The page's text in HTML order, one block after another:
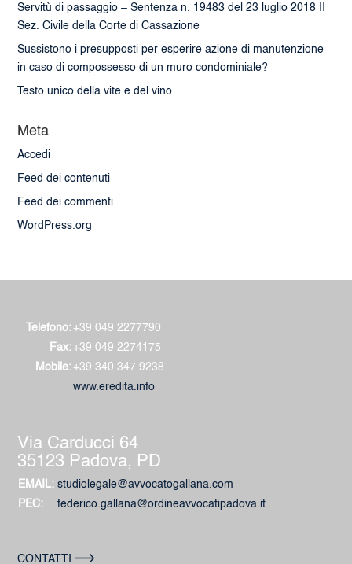
Servitù di passaggio – Sentenza n. 19483 del 23 luglio 2018 II
Sez. Civile della Corte di Cassazione
Sussistono i presupposti per esperire azione di manutenzione
in caso di compossesso di un muro condominiale?
Testo unico della vite e del vino
Meta
Accedi
Feed dei contenuti
Feed dei commenti
WordPress.org
Telefono:+39 049 2277790
Fax:+39 049 2274175
Mobile:+39 340 347 9238
www.eredita.info
Via Carducci 64
35123 Padova, PD
EMAIL: studiolegale@avvocatogallana.com
PEC:
federico.gallana@ordineavvocatipadova.it
CONTATTI